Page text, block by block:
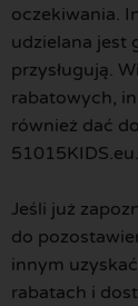
oczekiwania.
udzielana jest
przysługują.
rabatowych,
również dać
51015KIDS.eu.
Jeśli już
do
innym
rabatach i